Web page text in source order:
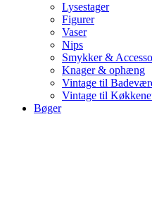
Lysestager
Figurer
Vaser
Nips
Smykker &
Knager & ophæng
Vintage til
Vintage til
Bøger